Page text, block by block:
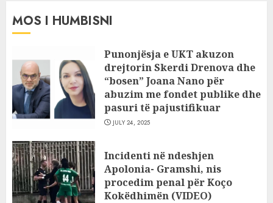
MOS I HUMBISNI
Punonjësja e UKT akuzon
drejtorin Skerdi Drenova dhe
“bosen” Joana Nano për
abuzim me fondet publike dhe
pasuri të pajustifikuar
JULY 24, 2025
Incidenti në ndeshjen
Apolonia- Gramshi, nis
procedim penal për Koço
Kokëdhimën (VIDEO)